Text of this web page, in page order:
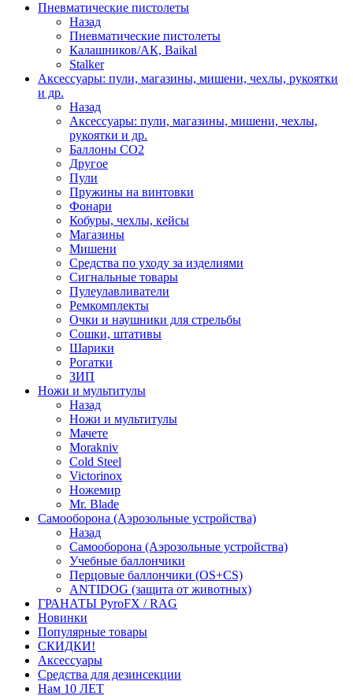
Пневматические пистолеты
Назад
Пневматические пистолеты
Калашников/АК, Baikal
Stalker
Аксессуары: пули, магазины, мишени, чехлы, рукоятки
и др.
Назад
Аксессуары: пули, магазины, мишени, чехлы,
рукоятки и др.
Баллоны CO2
Другое
Пули
Пружины на винтовки
Фонари
Кобуры, чехлы, кейсы
Магазины
Мишени
Средства по уходу за изделиями
Сигнальные товары
Пулеулавливатели
Ремкомплекты
Очки и наушники для стрельбы
Сошки, штативы
Шарики
Рогатки
ЗИП
Ножи и мультитулы
Назад
Ножи и мультитулы
Мачете
Morakniv
Cold Steel
Victorinox
Ножемир
Mr. Blade
Самооборона (Аэрозольные устройства)
Назад
Самооборона (Аэрозольные устройства)
Учебные баллончики
Перцовые баллончики (OS+CS)
ANTIDOG (защита от животных)
ГРАНАТЫ PyroFX / RAG
Новинки
Популярные товары
СКИДКИ!
Аксессуары
Средства для дезинсекции
Нам 10 ЛЕТ